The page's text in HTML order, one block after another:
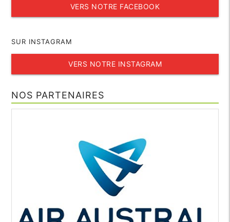
VERS NOTRE FACEBOOK
SUR INSTAGRAM
VERS NOTRE INSTAGRAM
NOS PARTENAIRES